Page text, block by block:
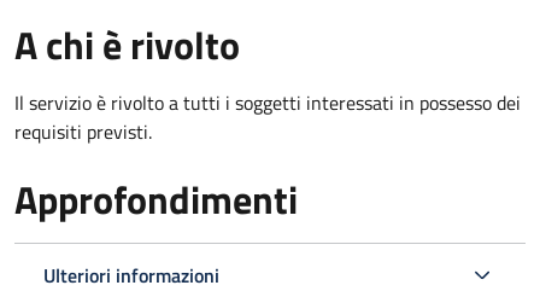
A chi è rivolto
Il servizio è rivolto a tutti i soggetti interessati in possesso dei
requisiti previsti.
Approfondimenti
Ulteriori informazioni